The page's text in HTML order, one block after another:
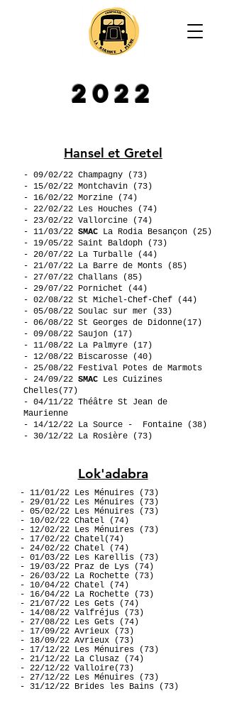
2022
Hansel et Gretel
- 09/02/22 Champagny (73)
- 15/02/22 Montchavin (73)
- 16/02/22 Morzine (74)
- 22/02/22 Les Houches (74)
- 23/02/22 Vallorcine (74)
- 11/03/22 SMAC La Rodia Besançon (25)
- 19/05/22 Saint Baldoph (73)
- 20/07/22 La Turballe (44)
- 21/07/22 La Barre de Monts (85)
- 27/07/22 Challans (85)
- 29/07/22 Pornichet (44)
- 02/08/22 St Michel-Chef-Chef (44)
- 05/08/22 Soulac sur mer (33)
- 06/08/22 St Georges de Didonne(17)
- 09/08/22 Saujon (17)
- 11/08/22 La Palmyre (17)
- 12/08/22 Biscarosse (40)
- 25/08/22 Festival Potes de Marmots
- 24/09/22 SMAC Les Cuizines
Chelles(77)
- 04/11/22 Théâtre St Jean de
Maurienne
- 14/12/22 La Source - Fontaine (38)
- 30/12/22 La Rosière (73)
Lok'adabra
- 11/01/22 Les Ménuires (73)
- 29/01/22 Les Ménuires (73)
- 05/02/22 Les Ménuires (73)
- 10/02/22 Chatel (74)
- 12/02/22 Les Ménuires (73)
- 17/02/22 Chatel(74)
- 24/02/22 Chatel (74)
- 01/03/22 Les Karellis (73)
- 19/03/22 Praz de Lys (74)
- 26/03/22 La Rochette (73)
- 10/04/22 Chatel (74)
- 16/04/22 La Rochette (73)
- 21/07/22 Les Gets (74)
- 14/08/22 Valfréjus (73)
- 27/08/22 Les Gets (74)
- 17/09/22 Avrieux (73)
- 18/09/22 Avrieux (73)
- 17/12/22 Les Ménuires (73)
- 21/12/22 La Clusaz (74)
- 22/12/22 Valloire(73)
- 27/12/22 Les Ménuires (73)
- 31/12/22 Brides les Bains (73)